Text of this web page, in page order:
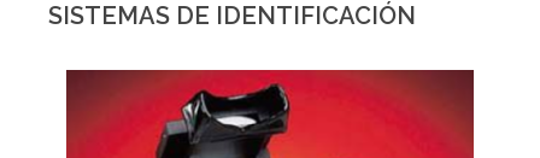
SISTEMAS DE IDENTIFICACIÓN